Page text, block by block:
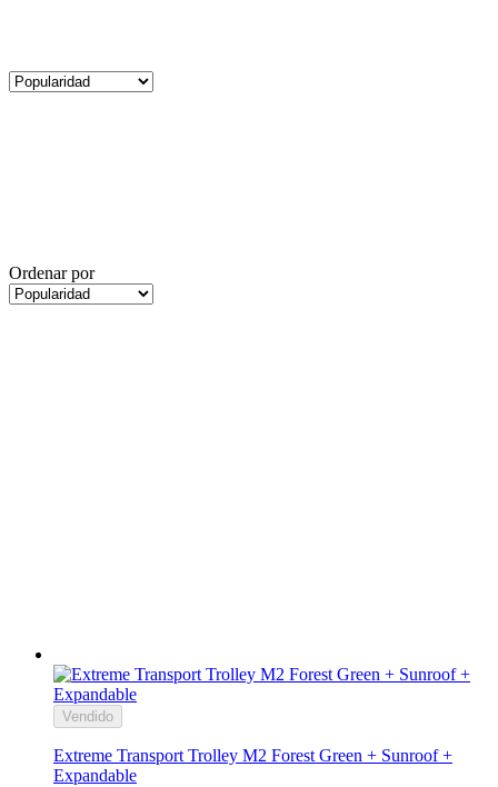
Ordenar por
Vendido
Extreme Transport Trolley M2 Forest Green + Sunroof +
Expandable